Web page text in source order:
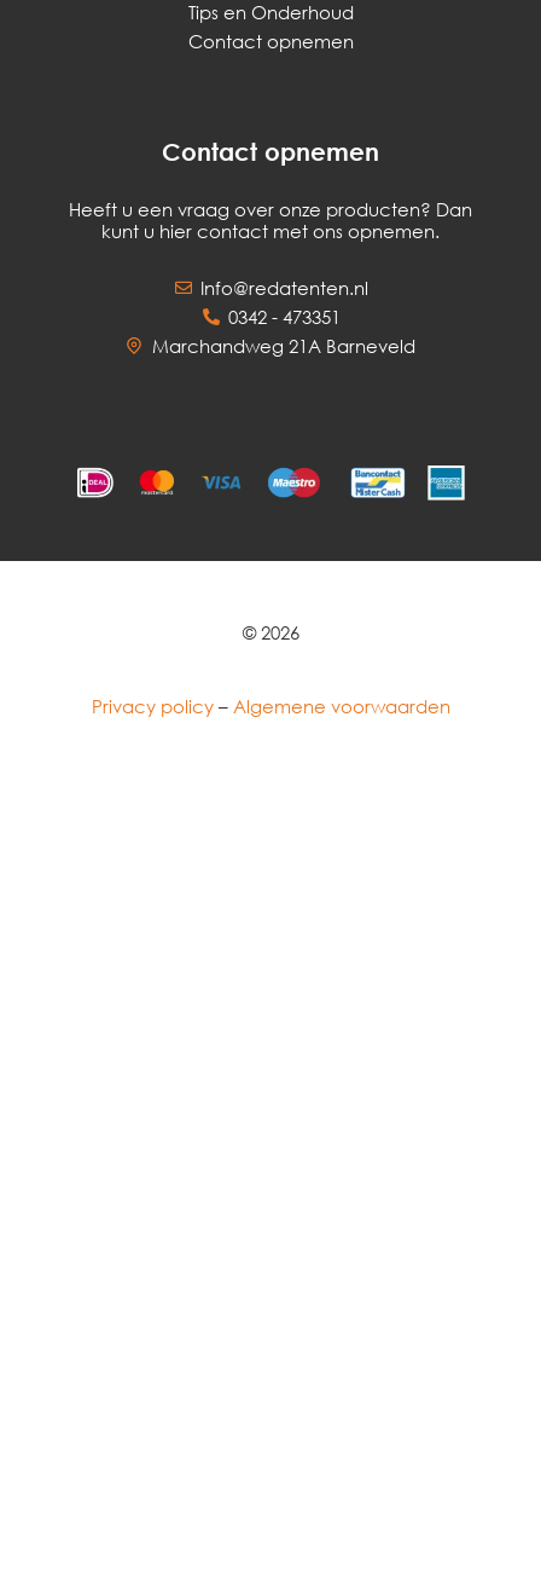
Tips en Onderhoud
Contact opnemen
Contact opnemen
Heeft u een vraag over onze producten? Dan
kunt u hier contact met ons opnemen.
Info@redatenten.nl
0342 - 473351
Marchandweg 21A Barneveld
© 2026
Privacy policy– Algemene voorwaarden